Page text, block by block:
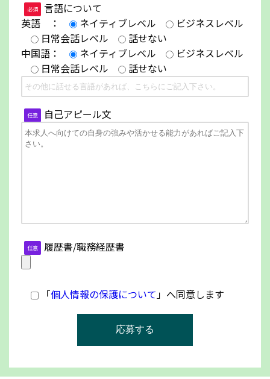
必須
言語について
英語 ：
ネイティブレベル
ビジネスレベル
日常会話レベル
話せない
中国語：
ネイティブレベル
ビジネスレベル
日常会話レベル
話せない
任意 自己アピール文
任意 履歴書/職務経歴書
「個人情報の保護について 」へ同意します